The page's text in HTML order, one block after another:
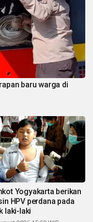
baru warga di
Yogyakarta berikan
HPV perdana pada
laki-laki